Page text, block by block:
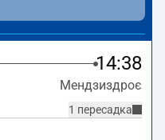
14:38
Мендзиздроє
1 пересадка